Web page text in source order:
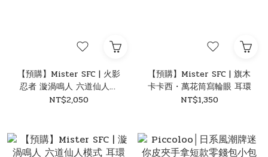
【預購】Mister SFC | 火影
忍者 漩渦鳴人 六道仙人模
式 項鍊
NT$2,050
【預購】Mister SFC | 旗木
卡卡西・萬花筒寫輪眼 耳環
NT$1,350